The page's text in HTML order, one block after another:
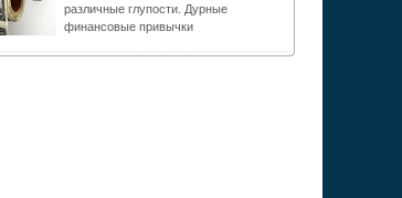
различные глупости. Дурные
финансовые привычки